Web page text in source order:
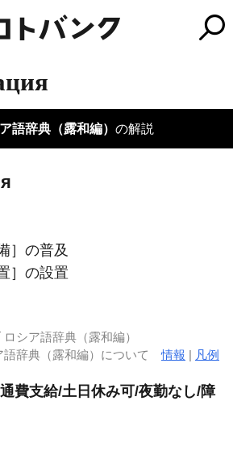
語辞典（露和編） の解説
］の普及
］の設置
シア語辞典（露和編）
語辞典（露和編）について情報 | 凡例
費支給/土日休み可/夜勤なし/障